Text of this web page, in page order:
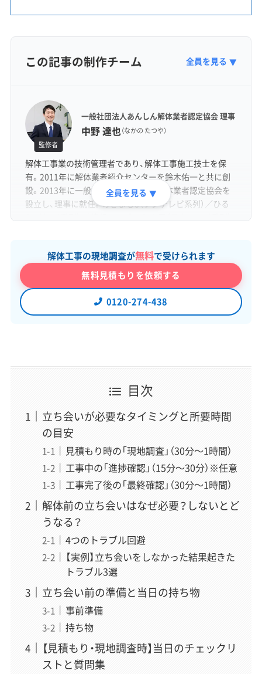
この記事の制作チーム 全員を見る ▼
監修者
一般社団法人あんしん解体業者認定協会 理事
中野 達也（なかの たつや）
解体工事業の技術管理者であり、解体工事施工技士を保
有。2011年に解体業者紹介センターを鈴木佑一と共に創
設。2013年に一般社団法人あんしん解体業者認定協会を
設立し、理事に就任。めざまし8（フジテレビ系列）／ひる
現場解説
解体アドバイザー歴15年、相談実績は11万件以上。お客様
の不安を笑顔に変える現場のプロフェッショナル。「どん
な些細なことでも構いません」をモットーに、一期一会の
精神でお客様一人ひとりと向き合い、契約から工事完了ま
で心から安心できる業者選定をサポート。この記事では現
場のリアルな視点から解説を担当。
「スッキリ解体」編集長
解体業界専門のWebメディアでWebディレクターとして6
年以上、企画・執筆・編集から500社以上の解体業者取材ま
で、メディア運営のあらゆる工程を経験。近年は解体の前
段にある空き家問題（管理・解体・補助金・税制）にも取材領
域を広げている。正しい情報が届かず困っている方を助け
たいという想いから、一個人の責任と情熱で「スッキリ解
体」を立ち上げ、全記事の編集に責任を持つ。
» 運営者情報とサイトの制作理念はこちら
全員を見る ▼
解体工事の現地調査が無料で受けられます
無料見積もりを依頼する
0120-274-438
目次
立ち会いが必要なタイミングと所要時間
の目安
見積もり時の「現地調査」（30分〜1時間）
工事中の「進捗確認」（15分〜30分）※任意
工事完了後の「最終確認」（30分〜1時間）
解体前の立ち会いはなぜ必要？しないとど
うなる？
4つのトラブル回避
【実例】立ち会いをしなかった結果起きた
トラブル3選
立ち会い前の準備と当日の持ち物
事前準備
持ち物
【見積もり・現地調査時】当日のチェックリ
ストと質問集